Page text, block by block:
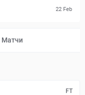
22 Feb
Матчи
FT